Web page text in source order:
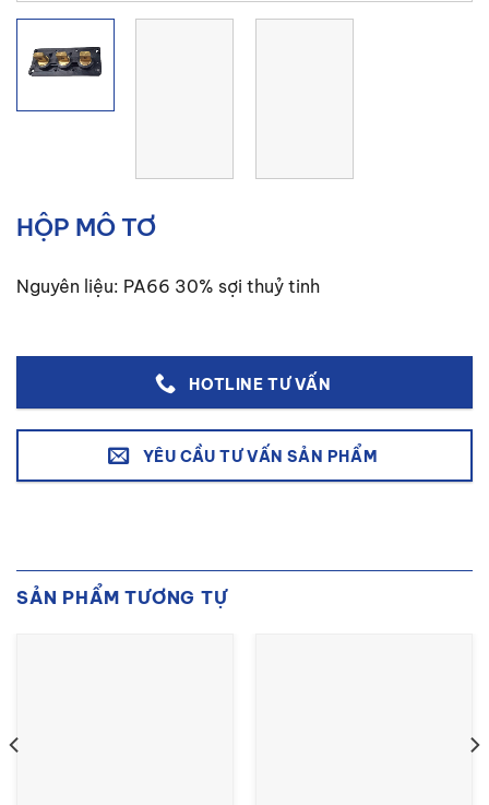
HỘP MÔ TƠ
Nguyên liệu: PA66 30% sợi thuỷ tinh
HOTLINE TƯ VẤN
YÊU CẦU TƯ VẤN SẢN PHẨM
SẢN PHẨM TƯƠNG TỰ